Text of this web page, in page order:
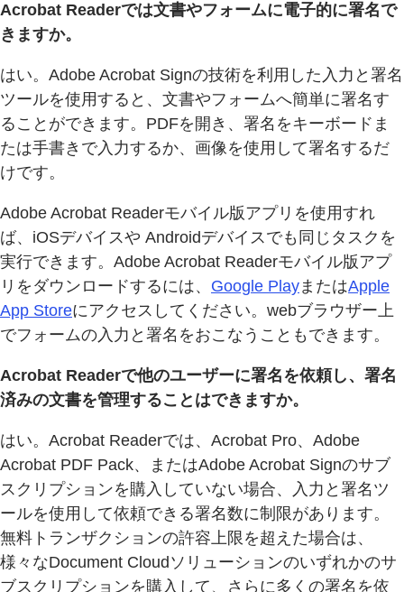
Acrobat Readerでは文書やフォームに電子的に署名で
きますか。
はい。Adobe Acrobat Signの技術を利用した入力と署名
ツールを使用すると、文書やフォームへ簡単に署名す
ることができます。PDFを開き、署名をキーボードま
たは手書きで入力するか、画像を使用して署名するだ
けです。
Adobe Acrobat Readerモバイル版アプリを使用すれ
ば、iOSデバイスや Androidデバイスでも同じタスクを
実行できます。Adobe Acrobat Readerモバイル版アプ
リをダウンロードするには、 Google PlayまたはApple
App Storeにアクセスしてください。webブラウザー上
でフォームの入力と署名をおこなうこともできます。
Acrobat Readerで他のユーザーに署名を依頼し、署名
済みの文書を管理することはできますか。
はい。Acrobat Readerでは、Acrobat Pro、Adobe
Acrobat PDF Pack、またはAdobe Acrobat Signのサブ
スクリプションを購入していない場合、入力と署名ツ
ールを使用して依頼できる署名数に制限があります。
無料トランザクションの許容上限を超えた場合は、
様々なDocument Cloudソリューションのいずれかのサ
ブスクリプションを購入して、さらに多くの署名を依